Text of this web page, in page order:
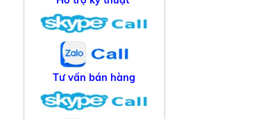
Tư vấn bán hàng